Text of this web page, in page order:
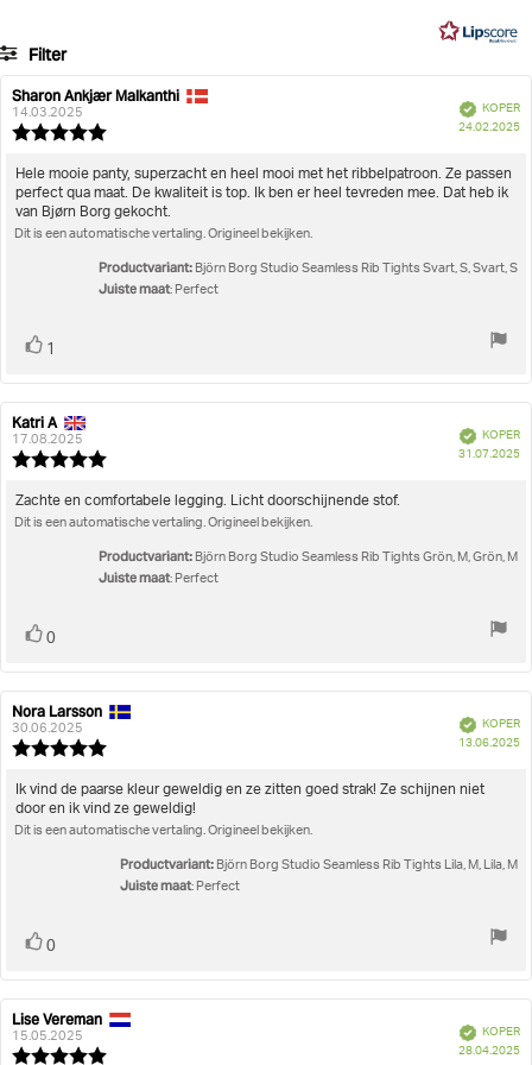
Dames Kleding Studio Seamless Rib Tights
Filter
Beoordeling
Auteur
van
deze
beoordeling:
Sharon Ankjær Malkanthi
14.03.2025
uit
5
sterren
Geverifieerd
KOPER
24.02.2025
Beoordelingstekst:
Hele mooie panty, superzacht en heel mooi met het ribbelpatroon. Ze passen
perfect qua maat. De kwaliteit is top. Ik ben er heel tevreden mee. Dat heb ik
van Bjørn Borg gekocht.
Dit is een automatische vertaling. Origineel bekijken.
Productvariant: Björn Borg Studio Seamless Rib Tights Svart, S, Svart, S
Juiste maat: Perfect
Stem
1
Auteur
van
deze
beoordeling:
Katri A
17.08.2025
uit
Geverifieerd
KOPER
31.07.2025
Beoordelingstekst:
Zachte en comfortabele legging. Licht doorschijnende stof.
Dit is een automatische vertaling. Origineel bekijken.
Productvariant: Björn Borg Studio Seamless Rib Tights Grön, M, Grön, M
Juiste maat: Perfect
Stem
0
Auteur
van
deze
beoordeling:
Nora Larsson
30.06.2025
uit
5
sterren
Geverifieerd
KOPER
13.06.2025
Beoordelingstekst:
Ik vind de paarse kleur geweldig en ze zitten goed strak! Ze schijnen niet
door en ik vind ze geweldig!
Dit is een automatische vertaling. Origineel bekijken.
Productvariant: Björn Borg Studio Seamless Rib Tights Lila, M, Lila, M
Juiste maat: Perfect
Stem
0
Auteur
van
deze
Lise Vereman
15.05.2025
Geverifieerd
KOPER
28.04.2025